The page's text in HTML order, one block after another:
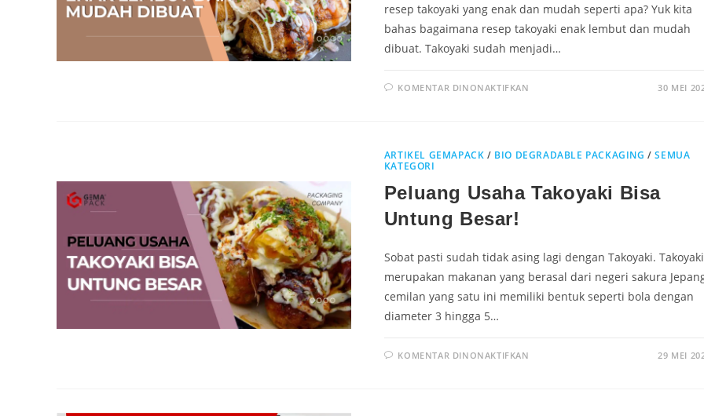
resep takoyaki yang enak dan mudah seperti apa? Yuk kita
bahas bagaimana resep takoyaki enak lembut dan mudah
dibuat. Takoyaki sudah menjadi…
KOMENTAR DINONAKTIFKAN 30 MEI
ARTIKEL GEMAPACK / BIO DEGRADABLE PACKAGING /SEMUA
KATEGORI
Peluang Usaha Takoyaki Bisa
Untung Besar!
Sobat pasti sudah tidak asing lagi dengan Takoyaki. Takoyaki
merupakan makanan yang berasal dari negeri sakura
cemilan yang satu ini memiliki bentuk seperti bola dengan
diameter 3 hingga 5…
KOMENTAR DINONAKTIFKAN 29 MEI